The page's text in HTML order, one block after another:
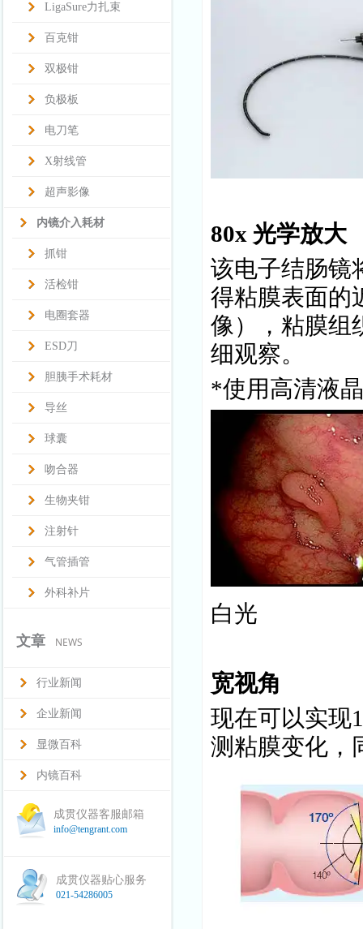
LigaSure力扎束
百克钳
双极钳
负极板
电刀笔
X射线管
超声影像
内镜介入耗材
抓钳
活检钳
电圈套器
ESD刀
胆胰手术耗材
导丝
球囊
吻合器
生物夹钳
注射针
气管插管
外科补片
文章 NEWS
行业新闻
企业新闻
显微百科
内镜百科
成贯仪器客服邮箱
info@tengrant.com
成贯仪器贴心服务
021-54286005
80x 光学放大
该电子结肠镜
得粘膜表面的
像），粘膜组
细观察。
*使用高清液
白光
宽视角
现在可以实现
测粘膜变化，